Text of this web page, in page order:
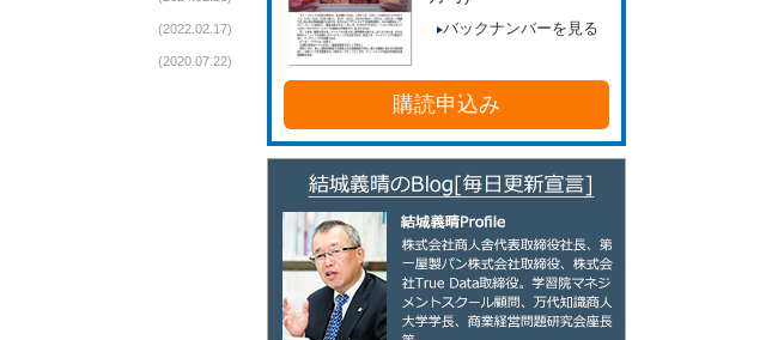
(2022.02.17)
(2020.07.22)
バックナンバーを見る
購読申込み